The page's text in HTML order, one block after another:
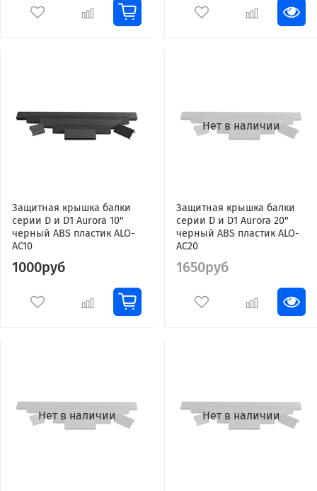
Защитная крышка балки
серии D и D1 Aurora 10"
черный ABS пластик ALO-
AC10
1000руб
Нет в наличии
Защитная крышка балки
серии D и D1 Aurora 20"
черный ABS пластик ALO-
AC20
1650руб
Нет в наличии Нет в наличии